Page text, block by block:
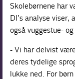
Skolebørnene har
DI’s analyse
også vuggestue-
- Vi har delvist
deres tydelige
lukke ned. For